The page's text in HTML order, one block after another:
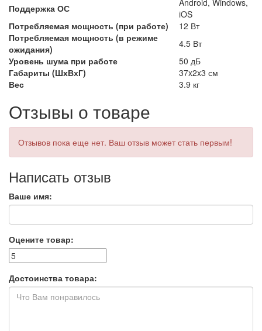
Поддержка ОС
iOS
Потребляемая мощность (при работе)
12 Вт
Потребляемая мощность (в режиме
ожидания)
4.5 Вт
Уровень шума при работе
50 дБ
Габариты (ШхВхГ)
37x2x3 см
Вес
3.9 кг
Отзывы о товаре
Отзывов пока еще нет. Ваш отзыв может стать первым!
Написать отзыв
Ваше имя:
Оцените товар:
Достоинства товара: